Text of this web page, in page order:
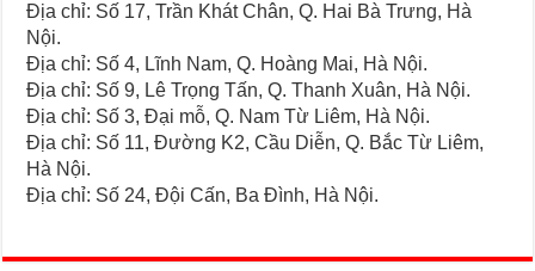
Địa chỉ: Số 17, Trần Khát Chân, Q. Hai Bà Trưng, Hà
Nội.
Địa chỉ: Số 4, Lĩnh Nam, Q. Hoàng Mai, Hà Nội.
Địa chỉ: Số 9, Lê Trọng Tấn, Q. Thanh Xuân, Hà Nội.
Địa chỉ: Số 3, Đại mỗ, Q. Nam Từ Liêm, Hà Nội.
Địa chỉ: Số 11, Đường K2, Cầu Diễn, Q. Bắc Từ Liêm,
Hà Nội.
Địa chỉ: Số 24, Đội Cấn, Ba Đình, Hà Nội.